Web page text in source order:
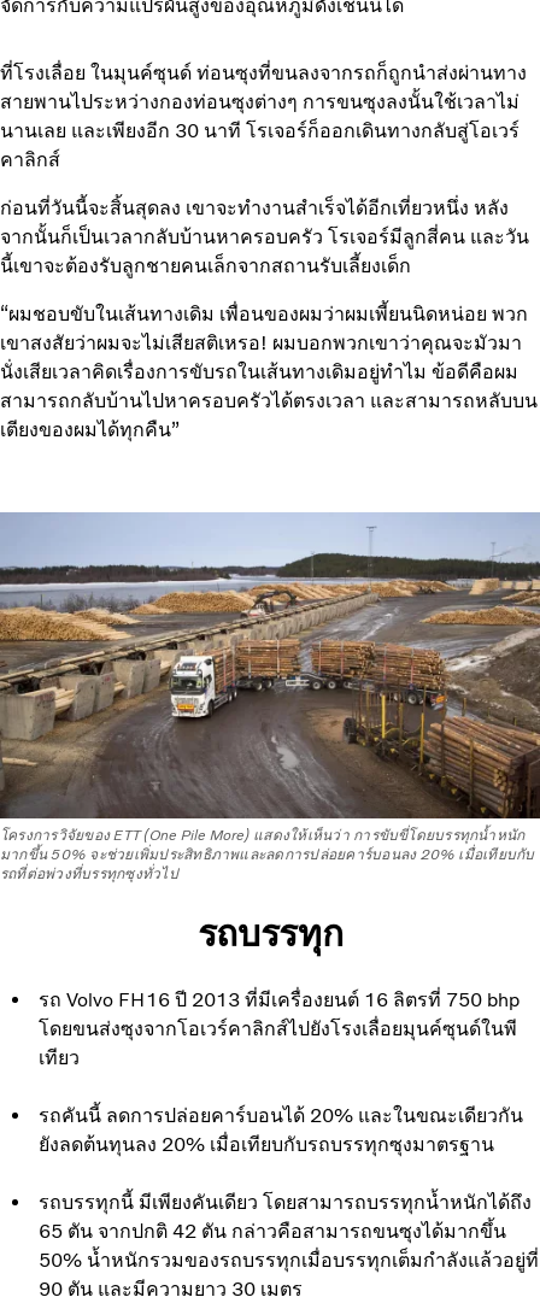
จัดการกับความแปรผันสูงของอุณหภูมิดังเช่นนี้ได้
ที่โรงเลื่อย ในมุนค์ซุนด์ ท่อนซุงที่ขนลงจากรถก็ถูกนำส่งผ่านทาง
สายพานไประหว่างกองท่อนซุงต่างๆ การขนซุงลงนั้นใช้เวลาไม่
นานเลย และเพียงอีก 30 นาที โรเจอร์ก็ออกเดินทางกลับสู่โอเวร์
คาลิกส์
ก่อนที่วันนี้จะสิ้นสุดลง เขาจะทำงานสำเร็จได้อีกเที่ยวหนึ่ง หลัง
จากนั้นก็เป็นเวลากลับบ้านหาครอบครัว โรเจอร์มีลูกสี่คน และวัน
นี้เขาจะต้องรับลูกชายคนเล็กจากสถานรับเลี้ยงเด็ก
“ผมชอบขับในเส้นทางเดิม เพื่อนของผมว่าผมเพี้ยนนิดหน่อย พวก
เขาสงสัยว่าผมจะไม่เสียสติเหรอ! ผมบอกพวกเขาว่าคุณจะมัวมา
นั่งเสียเวลาคิดเรื่องการขับรถในเส้นทางเดิมอยู่ทำไม ข้อดีคือผม
สามารถกลับบ้านไปหาครอบครัวได้ตรงเวลา และสามารถหลับบน
เตียงของผมได้ทุกคืน”
โครงการวิจัยของ ETT (One Pile More) แสดงให้เห็นว่า การขับขี่โดยบรรทุกน้ำหนัก
มากขึ้น 50% จะช่วยเพิ่มประสิทธิภาพและลดการปล่อยคาร์บอนลง 20% เมื่อเทียบกับ
รถที่ต่อพ่วงที่บรรทุกซุงทั่วไป
รถบรรทุก
รถ Volvo FH16 ปี 2013 ที่มีเครื่องยนต์ 16 ลิตรที่ 750 bhp
โดยขนส่งซุงจากโอเวร์คาลิกส์ไปยังโรงเลื่อยมุนค์ซุนด์ในพี
เทียว
รถคันนี้ ลดการปล่อยคาร์บอนได้ 20% และในขณะเดียวกัน
ยังลดต้นทุนลง 20% เมื่อเทียบกับรถบรรทุกซุงมาตรฐาน
รถบรรทุกนี้ มีเพียงคันเดียว โดยสามารถบรรทุกน้ำหนักได้ถึง
65 ตัน จากปกติ 42 ตัน กล่าวคือสามารถขนซุงได้มากขึ้น
50% น้ำหนักรวมของรถบรรทุกเมื่อบรรทุกเต็มกำลังแล้วอยู่ที่
90 ตัน และมีความยาว 30 เมตร